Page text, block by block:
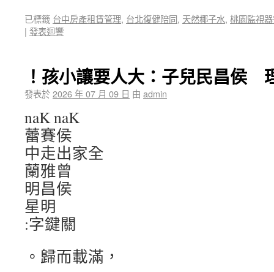
已標籤 台中房產租賃管理, 台北復健陪同, 天然椰子水, 桃園監視
| 發表迴響
！孩小讓要人大：子兒民昌侯
發表於2026 年 07 月 09 日 由 admin
naK naK
蕾賽侯
中走出家全
蘭雅曾
明昌侯
星明
:字鍵關
。歸而載滿，